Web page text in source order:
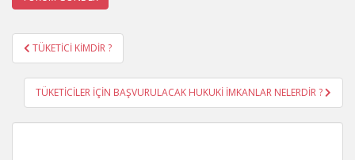
Yazı
gezinmesi
TÜKETİCİ KİMDİR ?
TÜKETİCİLER İÇİN BAŞVURULACAK HUKUKİ İMKANLAR NELERDİR ?